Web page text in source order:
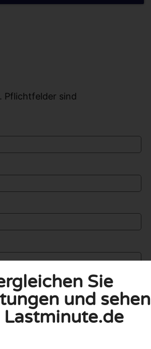
Pflichtfelder sind
Sie
und sehen
Lastminute.de